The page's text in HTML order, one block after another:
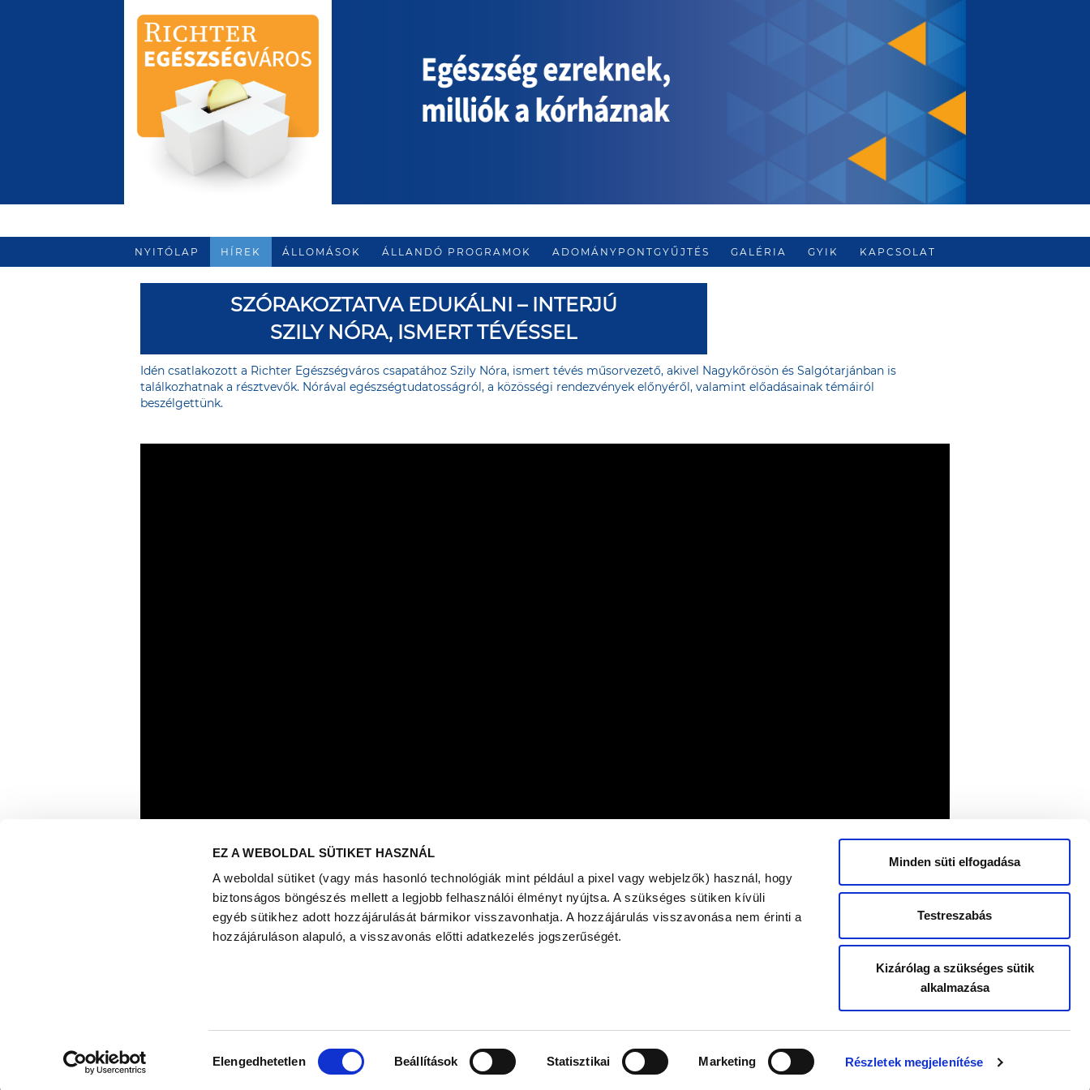
EZ A WEBOLDAL SÜTIKET HASZNÁL
A weboldal sütiket (vagy más hasonló technológiák mint például a pixel vagy webjelzők) használ, hogy
biztonságos böngészés mellett a legjobb felhasználói élményt nyújtsa. A szükséges sütiken kívüli
egyéb sütikhez adott hozzájárulását bármikor visszavonhatja. A hozzájárulás visszavonása nem érinti a
hozzájáruláson alapuló, a visszavonás előtti adatkezelés jogszerűségét.
kiválasztása
Elengedhetetlen Beállítások Statisztikai Marketing Részletek megjelenítése
Minden süti elfogadása
Testreszabás
Kizárólag a szükséges sütik
alkalmazása
NYITÓLAP HÍREK ÁLLOMÁSOK ÁLLANDÓ PROGRAMOK ADOMÁNYPONTGYŰJTÉS GALÉRIA GYIK KAPCSOLAT
SZÓRAKOZTATVA EDUKÁLNI – INTERJÚ
SZILY NÓRA, ISMERT TÉVÉSSEL
Idén csatlakozott a Richter Egészségváros csapatához Szily Nóra, ismert tévés műsorvezető, akivel Nagykőrösön és Salgótarjánban is
találkozhatnak a résztvevők. Nórával egészségtudatosságról, a közösségi rendezvények előnyéről, valamint előadásainak témáiról
beszélgettünk.
Adatkezelési Tájékoztató
kapcsolatos adatkezelési gyakorlatról
Süti tájékoztató